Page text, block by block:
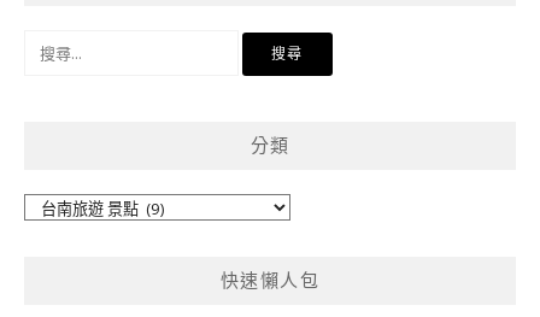
分類
快速懶人包